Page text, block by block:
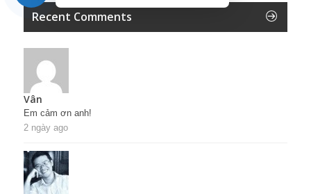
Recent Comments
Vân
Em cảm ơn anh!
2 ngày ago